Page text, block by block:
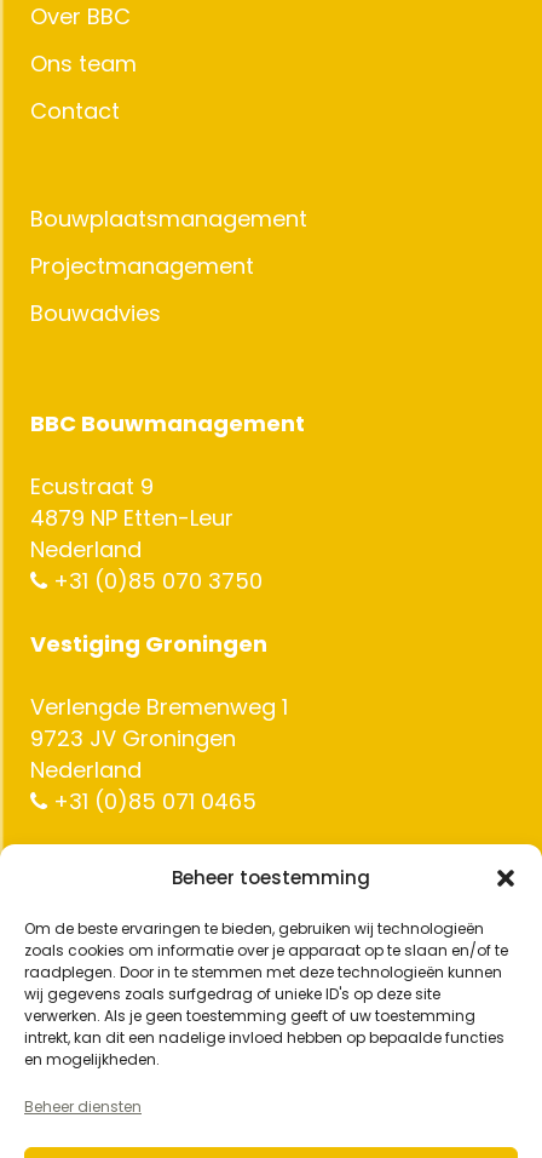
Beheer toestemming
Om de beste ervaringen te bieden, gebruiken wij technologieën
zoals cookies om informatie over je apparaat op te slaan en/of te
raadplegen. Door in te stemmen met deze technologieën kunnen
wij gegevens zoals surfgedrag of unieke ID's op deze site
verwerken. Als je geen toestemming geeft of uw toestemming
intrekt, kan dit een nadelige invloed hebben op bepaalde functies
en mogelijkheden.
Beheer diensten
Over BBC
Ons team
Contact
Bouwplaatsmanagement
Projectmanagement
Bouwadvies
BBC Bouwmanagement
Ecustraat 9
4879 NP Etten-Leur
Nederland
+31 (0)85 070 3750
Vestiging Groningen
Verlengde Bremenweg 1
9723 JV Groningen
Nederland
+31 (0)85 071 0465
Vestiging Utrecht
Savannahweg 71
3542 AW Utrecht
Nederland
+31 (0)85 070 3750